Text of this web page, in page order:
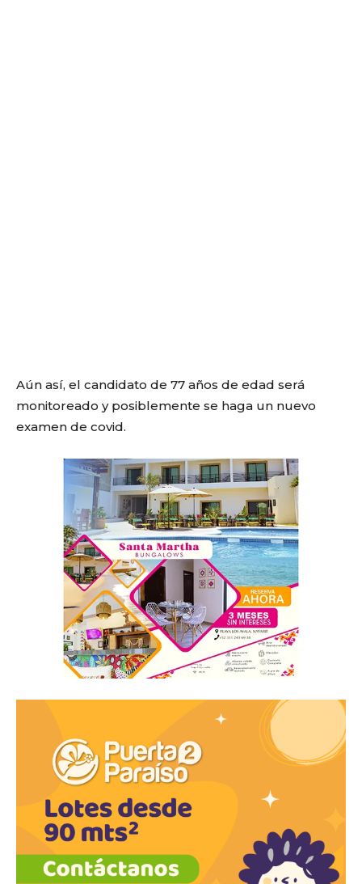
Aún así, el candidato de 77 años de edad será
monitoreado y posiblemente se haga un nuevo
examen de covid.